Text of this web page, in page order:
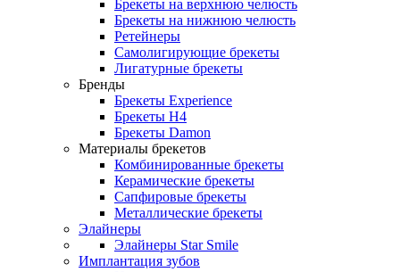
Брекеты на верхнюю челюсть
Брекеты на нижнюю челюсть
Ретейнеры
Самолигирующие брекеты
Лигатурные брекеты
Бренды
Брекеты Experience
Брекеты H4
Брекеты Damon
Материалы брекетов
Комбинированные брекеты
Керамические брекеты
Сапфировые брекеты
Металлические брекеты
Элайнеры
Элайнеры Star Smile
Имплантация зубов